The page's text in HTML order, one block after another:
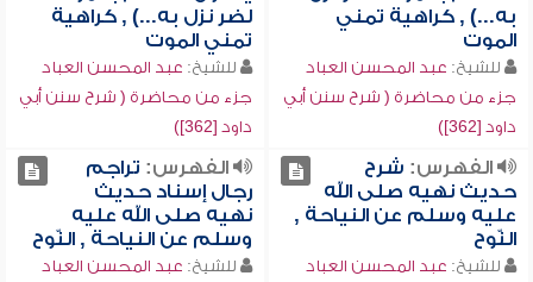
به...) , كراهية تمني
الموت
للشيخ: عبد المحسن العباد
جزء من محاضرة ( شرح سنن أبي
داود [362])
لضر نزل به...) , كراهية
تمني الموت
للشيخ: عبد المحسن العباد
جزء من محاضرة ( شرح سنن أبي
داود [362])
الفهرس: شرح
حديث نهيه صلى الله
عليه وسلم عن النياحة ,
النّوح
للشيخ: عبد المحسن العباد
الفهرس: تراجم
رجال إسناد حديث
نهيه صلى الله عليه
وسلم عن النياحة , النّوح
للشيخ: عبد المحسن العباد